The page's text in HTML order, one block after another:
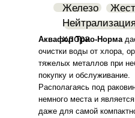
Аквафор Трио-Норма
очистки воды от хлора,
тяжелых металлов при
покупку и обслуживание.
Располагаясь под
немного места и
даже для самой
хлора
Железо